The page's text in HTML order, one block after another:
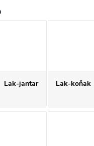
Lak-jantar Lak-koňak